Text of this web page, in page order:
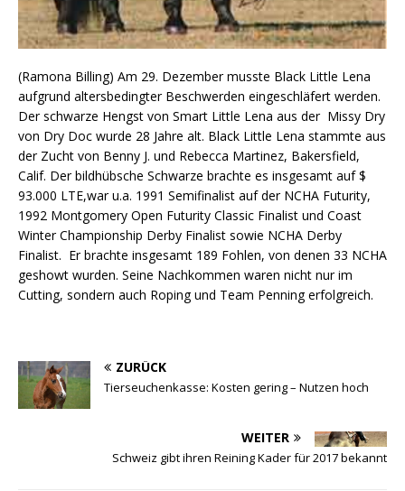
(Ramona Billing) Am 29. Dezember musste Black Little Lena
aufgrund altersbedingter Beschwerden eingeschläfert werden.
Der schwarze Hengst von Smart Little Lena aus der Missy Dry
von Dry Doc wurde 28 Jahre alt. Black Little Lena stammte aus
der Zucht von Benny J. und Rebecca Martinez, Bakersfield,
Calif. Der bildhübsche Schwarze brachte es insgesamt auf $
93.000 LTE,war u.a. 1991 Semifinalist auf der NCHA Futurity,
1992 Montgomery Open Futurity Classic Finalist und Coast
Winter Championship Derby Finalist sowie NCHA Derby
Finalist. Er brachte insgesamt 189 Fohlen, von denen 33 NCHA
geshowt wurden. Seine Nachkommen waren nicht nur im
Cutting, sondern auch Roping und Team Penning erfolgreich.
ZURÜCK
Tierseuchenkasse: Kosten gering – Nutzen hoch
WEITER
Schweiz gibt ihren Reining Kader für 2017 bekannt